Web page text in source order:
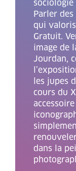
sociologie
Parler
qui
Gratuit.
image de
Jourdan,
les jupes
cours du
dans la